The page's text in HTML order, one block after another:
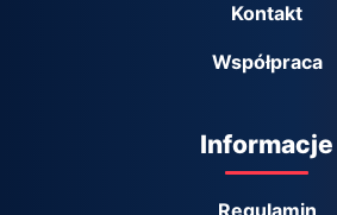
Kontakt
Współpraca
Informacje